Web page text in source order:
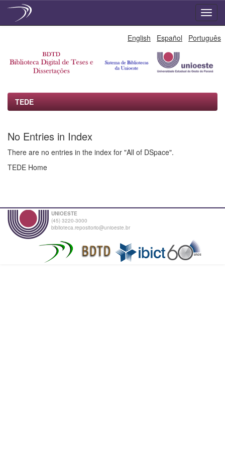
English Español Português
TEDE
No Entries in Index
There are no entries in the index for "All of DSpace".
TEDE Home
UNIOESTE
(45) 3220-3000
biblioteca.repositorio@unioeste.br